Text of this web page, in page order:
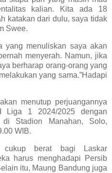
kalian. Kita ada 18
katakan dari dulu, saya tidak
Swee.
yang menuliskan saya akan
menyerah. Namun, jika
berharap orang-orang yang
yang sama.”Hadapi
akan menutup perjuangannya
Liga 1 2024/2025 dengan
Stadion Manahan, Solo,
WIB.
berat bagi Laskar
harus menghadapi Persib
itu, Maung Bandung juga